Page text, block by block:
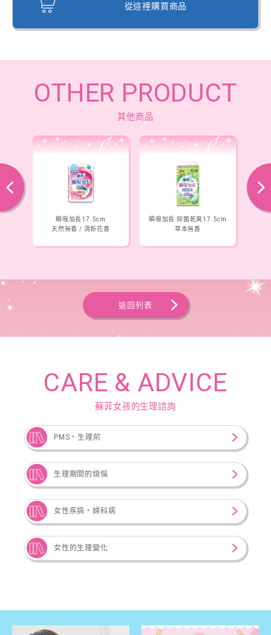
從這裡購買商品
OTHER PRODUCT
其他商品
瞬吸加長17.5cm
天然無香 / 清新花香
瞬吸加長 抑菌乾爽17.5cm
草本無香
往後 下一步
返回列表
CARE & ADVICE
蘇菲女孩的生理諮詢
PMS・生理前
生理期間的煩惱
女性疾病‧婦科病
女性的生理變化